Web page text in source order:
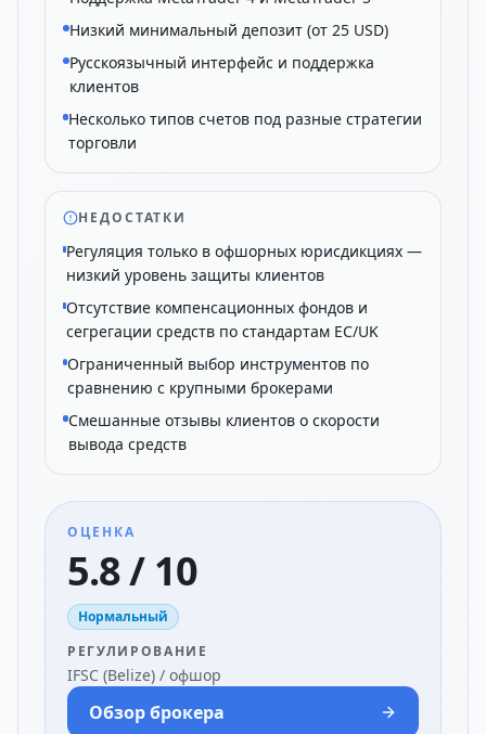
Низкий минимальный депозит (от 25 USD)
Русскоязычный интерфейс и поддержка
клиентов
Несколько типов счетов под разные стратегии
торговли
НЕДОСТАТКИ
Регуляция только в офшорных юрисдикциях —
низкий уровень защиты клиентов
Отсутствие компенсационных фондов и
сегрегации средств по стандартам ЕС/UK
Ограниченный выбор инструментов по
сравнению с крупными брокерами
Смешанные отзывы клиентов о скорости
вывода средств
ОЦЕНКА
5.8 / 10
Нормальный
РЕГУЛИРОВАНИЕ
IFSC (Belize) / офшор
Обзор брокера